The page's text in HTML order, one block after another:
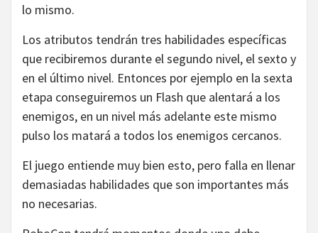
lo mismo.
Los atributos tendrán tres habilidades específicas
que recibiremos durante el segundo nivel, el sexto y
en el último nivel. Entonces por ejemplo en la sexta
etapa conseguiremos un Flash que alentará a los
enemigos, en un nivel más adelante este mismo
pulso los matará a todos los enemigos cercanos.
El juego entiende muy bien esto, pero falla en llenar
demasiadas habilidades que son importantes más
no necesarias.